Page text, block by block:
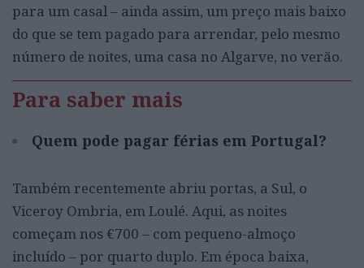
para um casal – ainda assim, um preço mais baixo
do que se tem pagado para arrendar, pelo mesmo
número de noites, uma casa no Algarve, no verão.
Para saber mais
Quem pode pagar férias em Portugal?
Também recentemente abriu portas, a Sul, o
Viceroy Ombria, em Loulé. Aqui, as noites
começam nos €700 – com pequeno-almoço
incluído – por quarto duplo. Em época baixa,